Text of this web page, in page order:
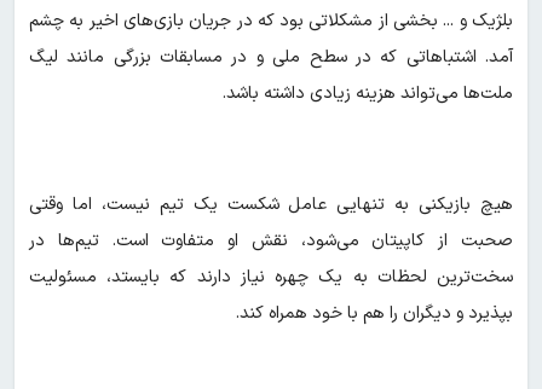
بلژیک و ... بخشی از مشکلاتی بود که در جریان بازی‌های اخیر به چشم
آمد. اشتباهاتی که در سطح ملی و در مسابقات بزرگی مانند لیگ
ملت‌ها می‌تواند هزینه زیادی داشته باشد.
هیچ بازیکنی به تنهایی عامل شکست یک تیم نیست، اما وقتی
صحبت از کاپیتان می‌شود، نقش او متفاوت است. تیم‌ها در
سخت‌ترین لحظات به یک چهره نیاز دارند که بایستد، مسئولیت
بپذیرد و دیگران را هم با خود همراه کند.